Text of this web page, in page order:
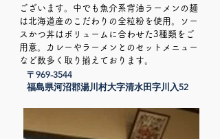
ございます。中でも魚介系背油ラーメンの麺
は北海道産のこだわりの全粒粉を使用。ソー
スかつ丼はボリュームに合わせた3種類をご
用意。カレーやラーメンとのセットメニュー
など数多く取り揃えております。
〒969-3544
​福島県河沼郡湯川村大字清水田字川入52